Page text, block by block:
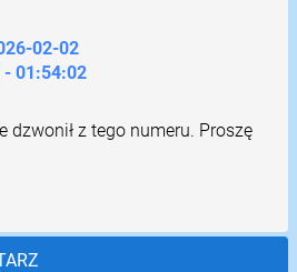
02-02
01:54:02
dzwonił z tego numeru. Proszę